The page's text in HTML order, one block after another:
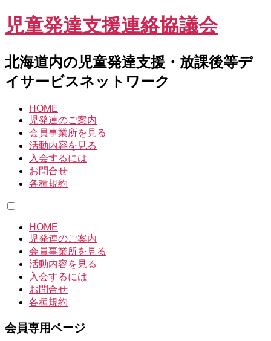
児童発達支援連絡協議会
北海道内の児童発達支援・放課後等デ
イサービスネットワーク
HOME
児発連のご案内
会員事業所を見る
活動内容を見る
入会するには
お問合せ
各種規約
HOME
児発連のご案内
会員事業所を見る
活動内容を見る
入会するには
お問合せ
各種規約
会員専用ページ